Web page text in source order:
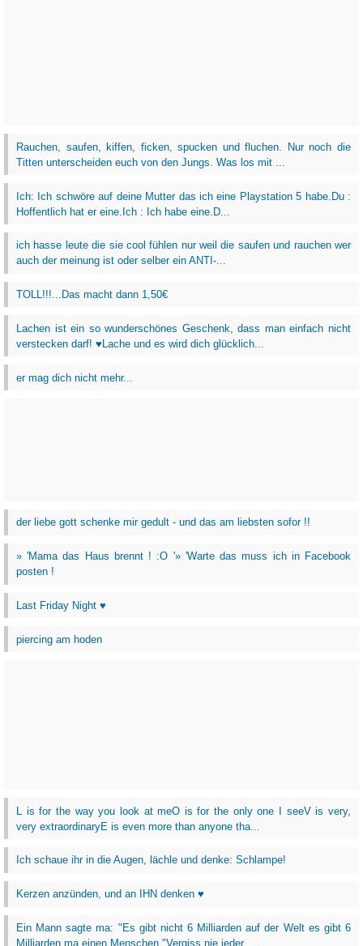
Rauchen, saufen, kiffen, ficken, spucken und fluchen. Nur noch die
Titten unterscheiden euch von den Jungs. Was los mit ...
Ich: Ich schwöre auf deine Mutter das ich eine Playstation 5 habe.Du :
Hoffentlich hat er eine.Ich : Ich habe eine.D...
ich hasse leute die sie cool fühlen nur weil die saufen und rauchen wer
auch der meinung ist oder selber ein ANTI-...
TOLL!!!...Das macht dann 1,50€
Lachen ist ein so wunderschönes Geschenk, dass man einfach nicht
verstecken darf! ♥Lache und es wird dich glücklich...
er mag dich nicht mehr...
der liebe gott schenke mir gedult - und das am liebsten sofor !!
» 'Mama das Haus brennt ! :O '» 'Warte das muss ich in Facebook
posten !
Last Friday Night ♥
piercing am hoden
L is for the way you look at meO is for the only one I seeV is very,
very extraordinaryE is even more than anyone tha...
Ich schaue ihr in die Augen, lächle und denke: Schlampe!
Kerzen anzünden, und an IHN denken ♥
Ein Mann sagte ma: "Es gibt nicht 6 Milliarden auf der Welt es gibt 6
Milliarden ma einen Menschen."Vergiss nie jeder ...